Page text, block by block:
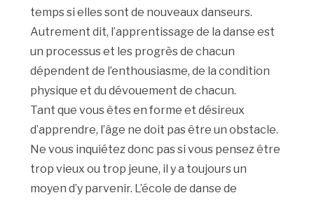
temps si elles sont de nouveaux danseurs.
Autrement dit, l’apprentissage de la danse est
un processus et les progrès de chacun
dépendent de l’enthousiasme, de la condition
physique et du dévouement de chacun.
Tant que vous êtes en forme et désireux
d’apprendre, l’âge ne doit pas être un obstacle.
Ne vous inquiétez donc pas si vous pensez être
trop vieux ou trop jeune, il y a toujours un
moyen d’y parvenir. L’école de danse de